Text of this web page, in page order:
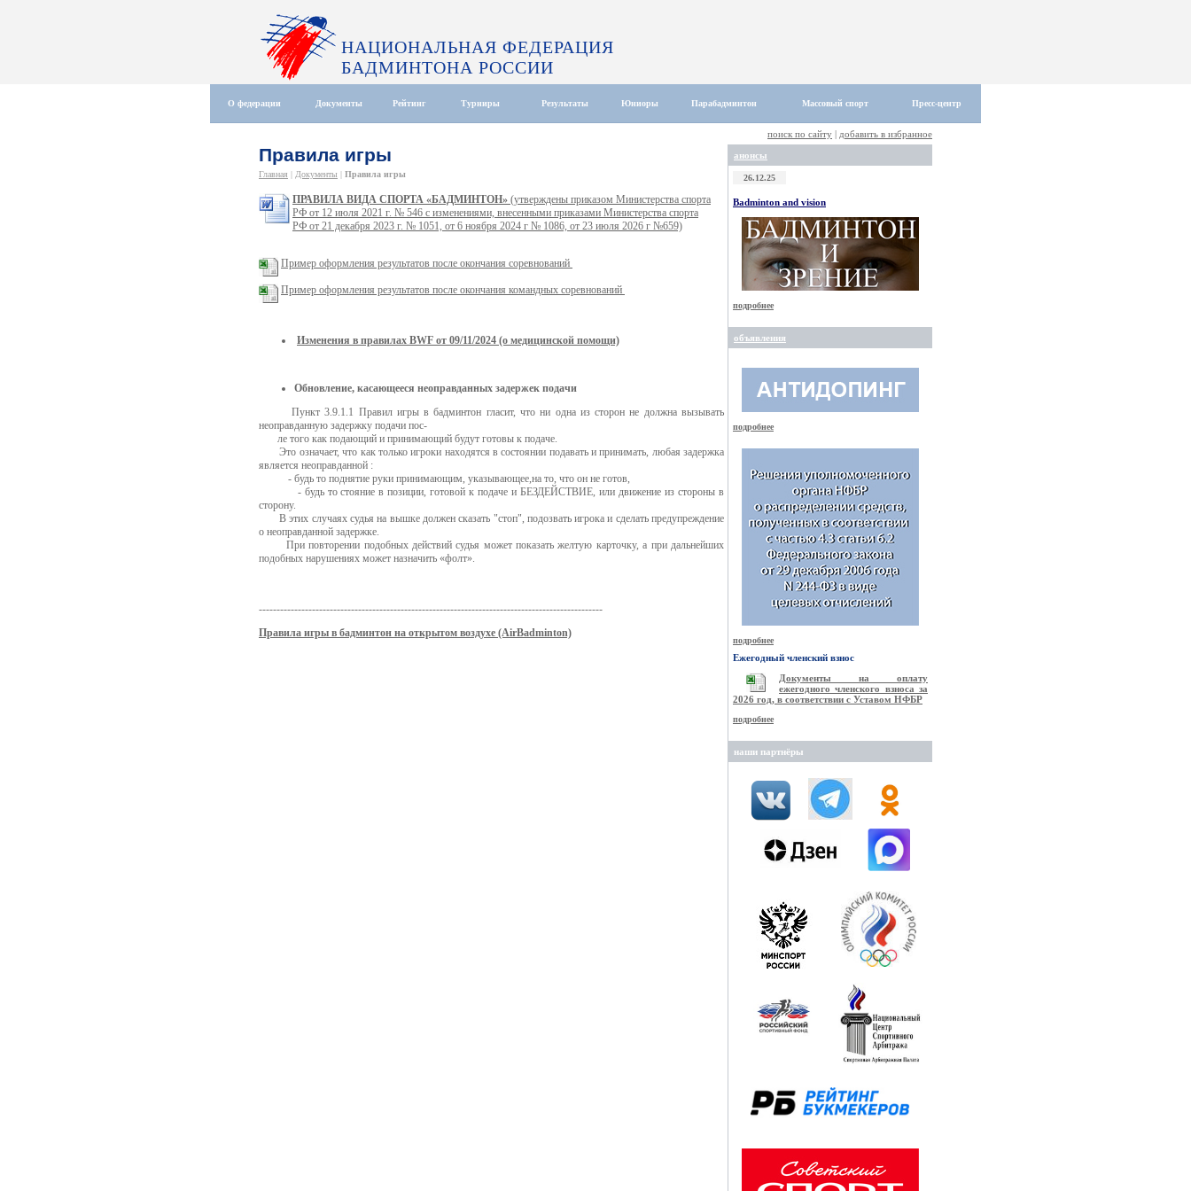
НАЦИОНАЛЬНАЯ ФЕДЕРАЦИЯ
БАДМИНТОНА РОССИИ
О федерации Документы Рейтинг Турниры Результаты Юниоры Парабадминтон Массовый спорт Пресс-центр
поиск по сайту | добавить в избранное
Правила игры
Главная | Документы | Правила игры
ПРАВИЛА ВИДА СПОРТА «БАДМИНТОН» (утверждены приказом Министерства спорта
РФ от 12 июля 2021 г. № 546 с изменениями, внесенными приказами Министерства спорта
РФ от 21 декабря 2023 г. № 1051, от 6 ноября 2024 г № 1086, от 23 июля 2026 г №659)
Пример оформления результатов после окончания соревнований
Пример оформления результатов после окончания командных соревнований
Изменения в правилах BWF от 09/11/2024 (о медицинской помощи)
Обновление, касающееся неоправданных задержек подачи
Пункт 3.9.1.1 Правил игры в бадминтон гласит, что ни одна из сторон не должна вызывать
неоправданную задержку подачи пос-
ле того как подающий и принимающий будут готовы к подаче.
Это означает, что как только игроки находятся в состоянии подавать и принимать, любая задержка
является неоправданной :
- будь то поднятие руки принимающим, указывающее,на то, что он не готов,
- будь то стояние в позиции, готовой к подаче и БЕЗДЕЙСТВИЕ, или движение из стороны в
сторону.
В этих случаях судья на вышке должен сказать "стоп", подозвать игрока и сделать предупреждение
о неоправданной задержке.
При повторении подобных действий судья может показать желтую карточку, а при дальнейших
подобных нарушениях может назначить «фолт».
-------------------------------------------------------------------------------------------------
Правила игры в бадминтон на открытом воздухе (AirBadminton)
анонсы
26.12.25
Badminton and vision
подробнее
объявления
подробнее
подробнее
Ежегодный членский взнос
Документы на оплату
ежегодного членского взноса за
2026 год, в соответствии с Уставом НФБР
подробнее
наши партнёры